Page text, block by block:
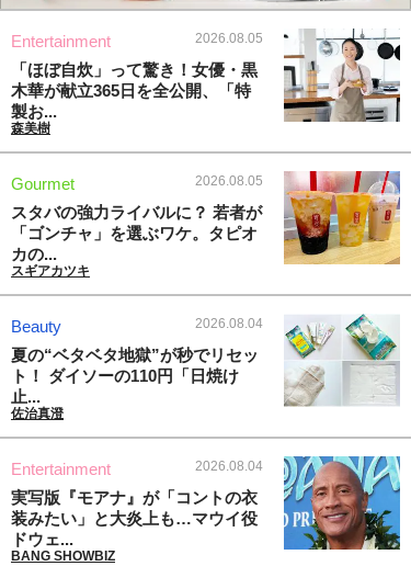
Entertainment 2026.08.05
「ほぼ自炊」って驚き！女優・黒
木華が献立365日を全公開、「特
製お...
森美樹
Gourmet 2026.08.05
スタバの強力ライバルに？ 若者が
「ゴンチャ」を選ぶワケ。タピオ
カの...
スギアカツキ
Beauty 2026.08.04
夏の“ベタベタ地獄”が秒でリセッ
ト！ ダイソーの110円「日焼け
止...
佐治真澄
Entertainment 2026.08.04
実写版『モアナ』が「コントの衣
装みたい」と大炎上も…マウイ役
ドウェ...
BANG SHOWBIZ